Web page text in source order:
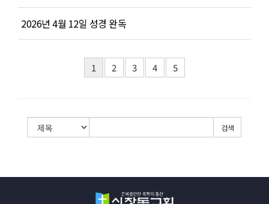
2026년 4월 12일 성경 완독
1 2 3 4 5
검색